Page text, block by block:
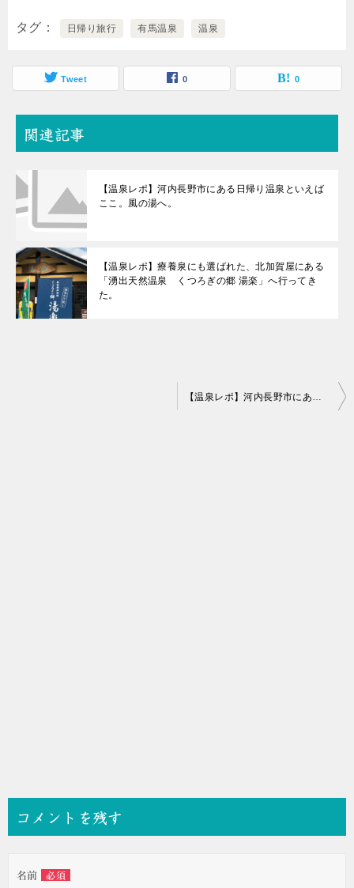
タグ 日帰り旅行 有馬温泉 温泉
Tweet 0 0
関連記事
【温泉レポ】河内長野市にある日帰り温泉といえば
ここ。風の湯へ。
【温泉レポ】療養泉にも選ばれた、北加賀屋にある
「湧出天然温泉 くつろぎの郷 湯楽」へ行ってき
た。
コメントを残す
名前 必須